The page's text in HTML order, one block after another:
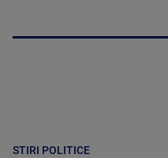
STIRI POLITICE